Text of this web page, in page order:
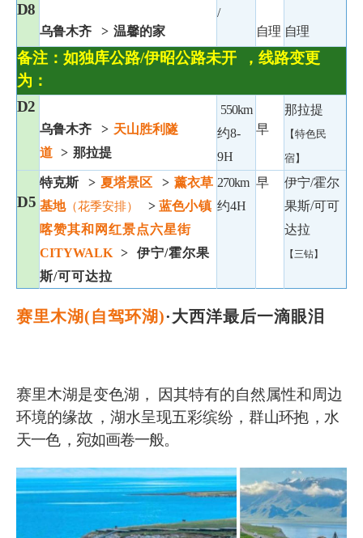
D8
乌鲁木齐 > 温馨的家
/
自理 自理
备注：如独库公路/伊昭公路未开
，线路变更
为：
D2
乌鲁木齐 > 天山胜利隧
道 > 那拉提
550km
约8-
9H
早
那拉提
【特色民
宿】
D5
特克斯 > 夏塔景区 > 薰衣草
基地（花季安排） > 蓝色小镇
喀赞其和网红景点六星街
CITYWALK > 伊宁/霍尔果
斯/可可达拉
270km
约4H
早 伊宁/霍尔
果斯/可可
达拉
【三钻】
赛里木湖(自驾环湖)·大西洋最后一滴眼泪
赛里木湖是变色湖，
因其特有的自然属性和周边
环境的缘故 ，湖水呈现五彩缤纷，群山环抱 ，水
天一色 ，宛如画卷一般。